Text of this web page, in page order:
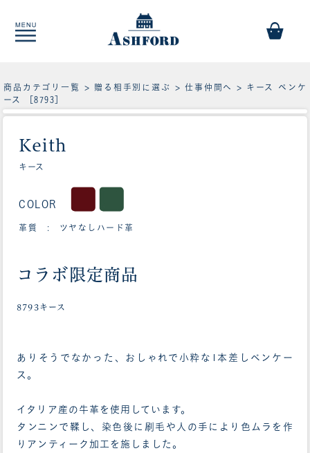
商品カテゴリ一覧 > 贈る相手別に選ぶ > 仕事仲間へ
> キース ペンケ
ース ［8793］
Keith
キース
COLOR
革質 : ツヤなしハード革
コラボ限定商品
8793キース
ありそうでなかった、おしゃれで小粋な1本差しペンケー
ス。
イタリア産の牛革を使用しています。
タンニンで鞣し、染色後に刷毛や人の手により色ムラを作
りアンティーク加工を施しました。